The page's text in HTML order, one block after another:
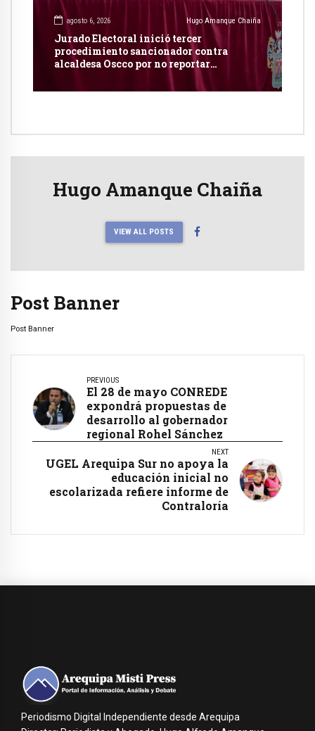
agosto 6, 2026 Hugo Amanque Chaiña
Jurado Electoral inició tercer
procedimiento sancionador contra
alcaldesa Oscco por no reportar
Hugo Amanque Chaiña
VIEW ALL POSTS
Post Banner
Post Banner
PREVIOUS
El 28 de mayo CONREDE
expondrá propuestas de
desarrollo al gobernador
regional Rohel Sánchez
NEXT
UGEL Arequipa Sur no apoya la
educación inicial no
escolarizada refiere informe de
Contraloría
Periodismo Digital Independiente desde Arequipa